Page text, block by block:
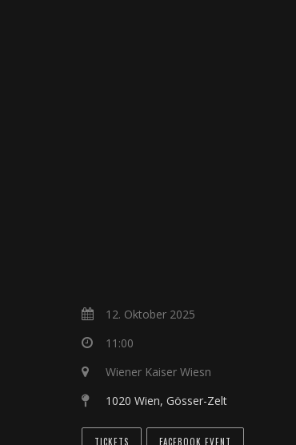
12. Oktober 2025
11:00
Wiener Kaiser Wiesn
1020 Wien, Gösser-Zelt
TICKETS FACEBOOK EVENT